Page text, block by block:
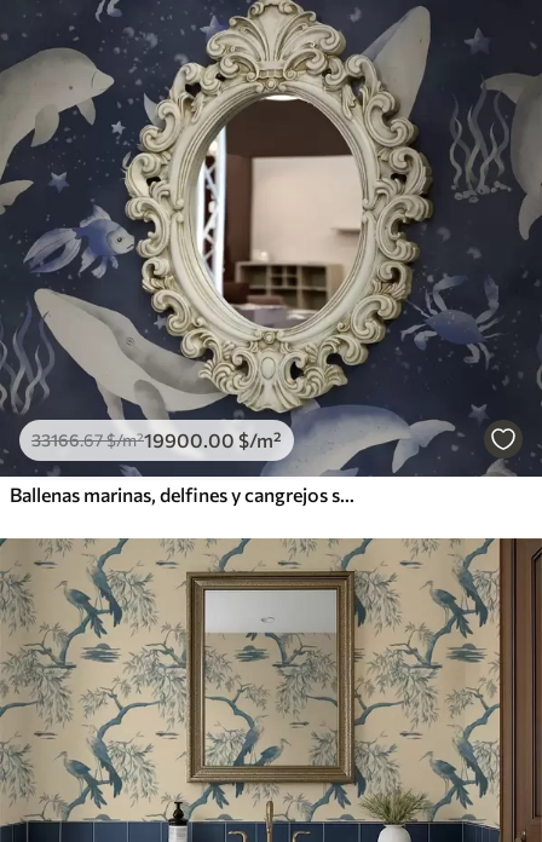
33166.67$/m²19900.00 $/m²
Ballenas marinas, delfines y cangrejos sobre un fondo azul oscuro